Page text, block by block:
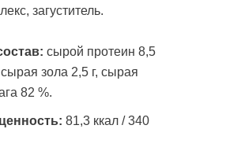
загуститель.
сырой протеин 8,5
зола 2,5 г, сырая
82 %.
81,3 ккал / 340